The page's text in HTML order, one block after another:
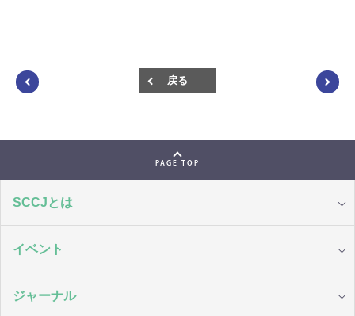
戻る
PAGE TOP
SCCJとは
イベント
ジャーナル